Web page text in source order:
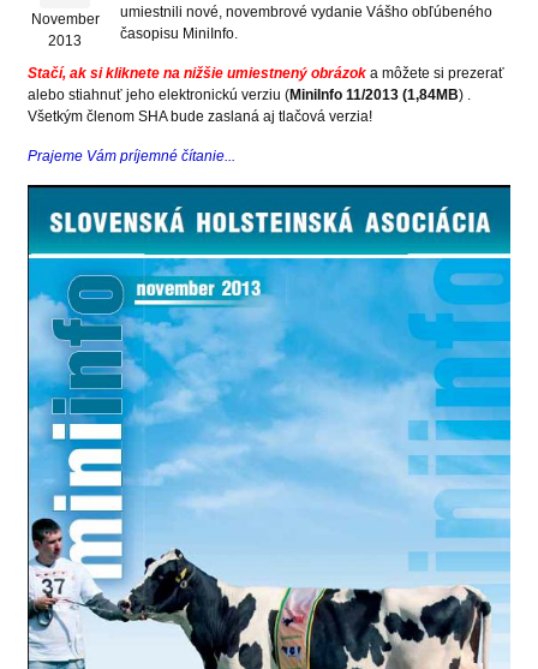
November
2013
umiestnili nové, novembrové vydanie Vášho obľúbeného
časopisu MiniInfo.
Stačí, ak si kliknete na nižšie umiestnený obrázok a môžete si prezerať
alebo stiahnuť jeho elektronickú verziu (MiniInfo 11/2013 (1,84MB) .
Všetkým členom SHA bude zaslaná aj tlačová verzia!
Prajeme Vám príjemné čítanie...